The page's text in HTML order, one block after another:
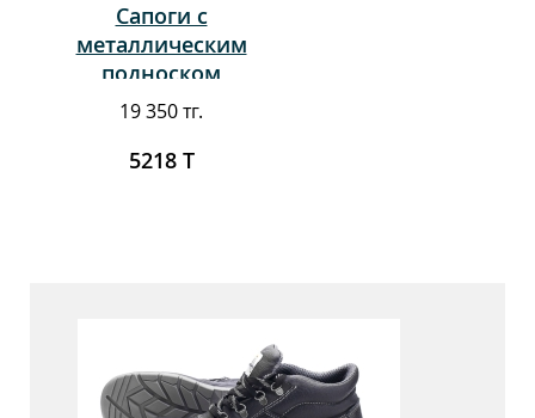
Сапоги с
металлическим
подноском
19 350 тг.
5218 Т